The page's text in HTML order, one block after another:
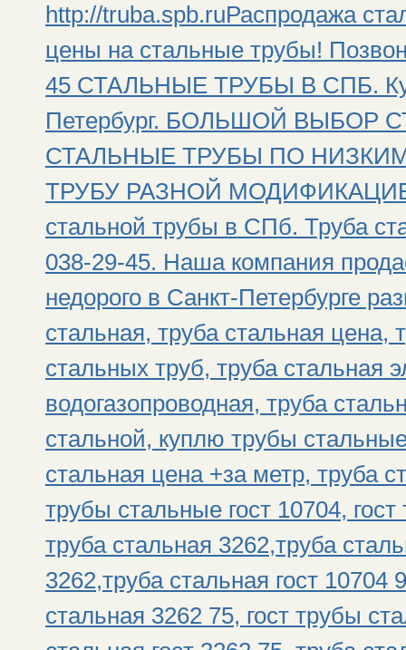
http://truba.spb.ruРаспродажа
цены на стальные трубы!
45 СТАЛЬНЫЕ ТРУБЫ В СПБ.
Петербург. БОЛЬШОЙ ВЫБОР
СТАЛЬНЫЕ ТРУБЫ ПО
ТРУБУ РАЗНОЙ
стальной трубы в СПб. Труба
038-29-45. Наша компания
недорого в Санкт-Петербурге
стальная, труба стальная
стальных труб, труба стальная
водогазопроводная, труба
стальной, куплю трубы
стальная цена +за метр, труба
трубы стальные гост 10704,
труба стальная 3262,труба
3262,труба стальная гост
стальная 3262 75, гост трубы